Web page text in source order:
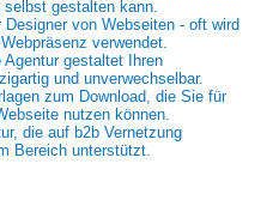
gestalten kann.
von Webseiten - oft wird
verwendet.
Agentur gestaltet Ihren
und unverwechselbar.
zum Download, die Sie für
nutzen können.
die auf b2b Vernetzung
Bereich unterstützt.